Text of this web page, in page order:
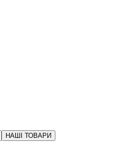
НАШІ ТОВАРИ